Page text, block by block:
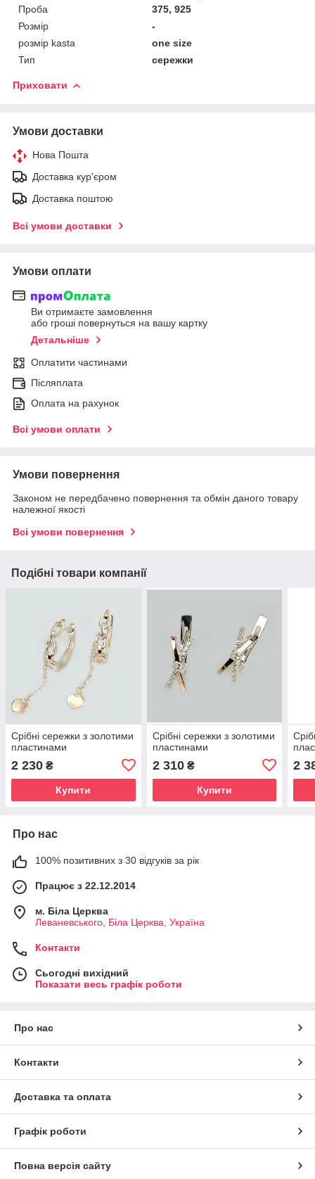
Проба
375, 925
Розмір
-
розмір kasta
one size
Тип
сережки
Приховати
Умови доставки
Нова Пошта
Доставка кур'єром
Доставка поштою
Всі умови доставки
Умови оплати
Ви отримаєте замовлення
або гроші повернуться на вашу картку
Детальніше
Оплатити частинами
Післяплата
Оплата на рахунок
Всі умови оплати
Умови повернення
Законом не передбачено повернення та обмін даного товару
належної якості
Всі умови повернення
Подібні товари компанії
Срібні сережки з золотими
пластинами
2 230 ₴
Купити
Срібні сережки з золотими
пластинами
2 310₴
Купити
2
Про нас
100% позитивних з 30 відгуків за рік
Працює з 22.12.2014
м. Біла Церква
Леваневського, Біла Церква, Україна
Контакти
Сьогодні вихідний
Показати весь графік роботи
Про нас
Контакти
Доставка та оплата
Графік роботи
Повна версія сайту